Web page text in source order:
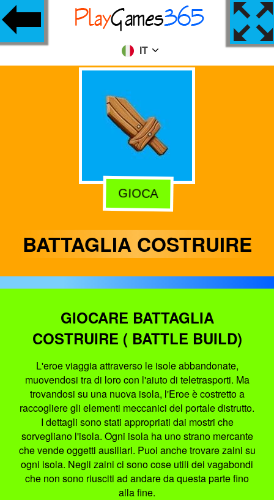
IT
GIOCA
BATTAGLIA COSTRUIRE
GIOCARE BATTAGLIA
COSTRUIRE ( BATTLE BUILD)
L'eroe viaggia attraverso le isole abbandonate,
muovendosi tra di loro con l'aiuto di teletrasporti. Ma
trovandosi su una nuova isola, l'Eroe è costretto a
raccogliere gli elementi meccanici del portale distrutto.
I dettagli sono stati appropriati dai mostri che
sorvegliano l'isola. Ogni isola ha uno strano mercante
che vende oggetti ausiliari. Puoi anche trovare zaini su
ogni isola. Negli zaini ci sono cose utili dei vagabondi
che non sono riusciti ad andare da questa parte fino
alla fine.